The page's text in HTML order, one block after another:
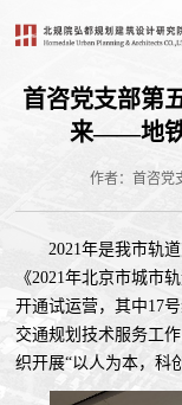
首咨党支部第
来——地铁
作者：首咨党
2021年是我市轨
《2021年北京市城市
开通试运营，其中17
交通规划技术服务工
织开展“以人为本，科